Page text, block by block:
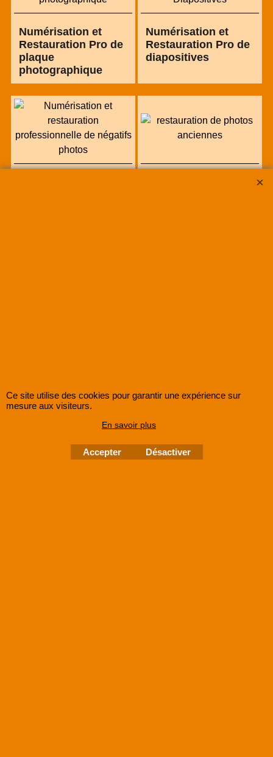
Numérisation et
Restauration Pro de
plaque
photographique
Numérisation et
Restauration Pro de
diapositives
Ce site utilise des cookies pour garantir une expérience sur
mesure aux visiteurs.
En savoir plus
Accepter Désactiver